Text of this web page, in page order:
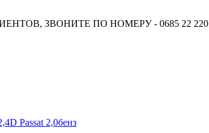
ЗВОНИТЕ ПО НОМЕРУ - 0685 22 220
Passat 2,0бенз